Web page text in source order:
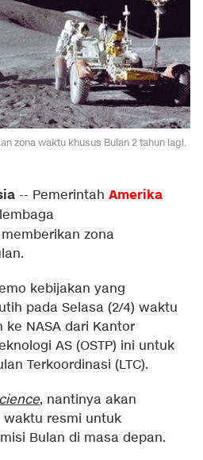
zona waktu khusus Bulan 2 tahun lagi.
-- Pemerintah Amerika
zona
kebijakan yang
pada Selasa (2/4) waktu
ke NASA dari Kantor
AS (OSTP) ini untuk
Terkoordinasi (LTC).
, nantinya akan
resmi untuk
Bulan di masa depan.